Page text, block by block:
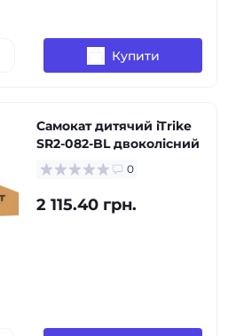
Купити
Самокат дитячий iTrike
SR2-082-BL двоколісний
0
2 115.40 грн.